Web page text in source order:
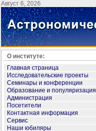
Август 6, 2026
О институте:
Главная страница
Исследовательские проекты
Семинары и конференции
Образование и популяризация
Администрация
Посетители
Контактная информация
Сервис
Наши юбиляры